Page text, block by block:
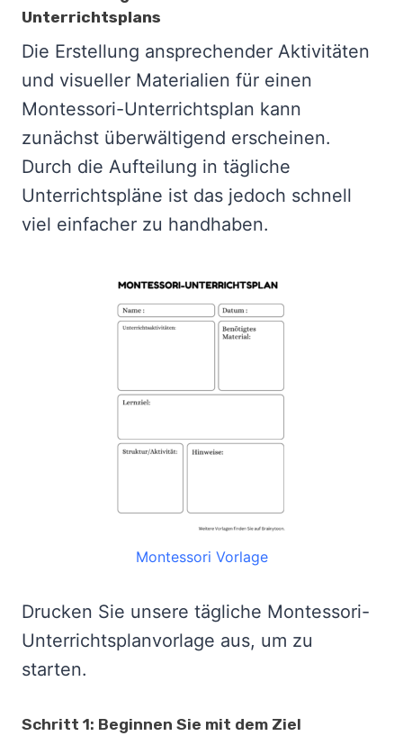
Unterrichtsplans
Die Erstellung ansprechender Aktivitäten
und visueller Materialien für einen
Montessori-Unterrichtsplan kann
zunächst überwältigend erscheinen.
Durch die Aufteilung in tägliche
Unterrichtspläne ist das jedoch schnell
viel einfacher zu handhaben.
Montessori Vorlage
Drucken Sie unsere tägliche Montessori-
Unterrichtsplanvorlage aus, um zu
starten.
Schritt 1: Beginnen Sie mit dem Ziel